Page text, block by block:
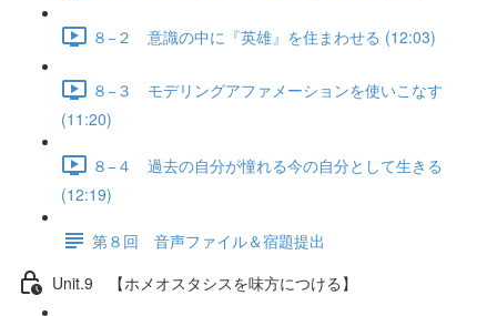
８−２ 意識の中に『英雄』を住まわせる (12:03)
８−３ モデリングアファメーションを使いこなす
(11:20)
８−４ 過去の自分が憧れる今の自分として生きる
(12:19)
第８回 音声ファイル＆宿題提出
Unit.9 【ホメオスタシスを味方につける】